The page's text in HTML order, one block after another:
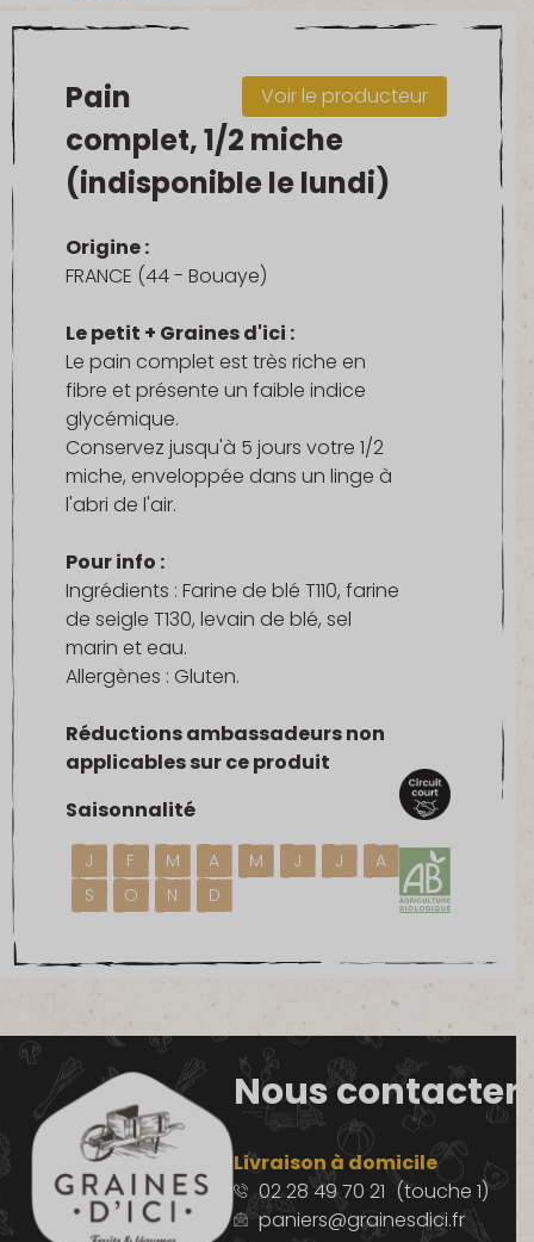
Voir le producteur
Pain
complet, 1/2 miche
(indisponible le lundi)
Origine :
FRANCE (44 - Bouaye)
Le petit + Graines d'ici :
Le pain complet est très riche en
fibre et présente un faible indice
glycémique.
Conservez jusqu'à 5 jours votre 1/2
miche, enveloppée dans un linge à
l'abri de l'air.
Pour info :
Ingrédients : Farine de blé T110, farine
de seigle T130, levain de blé, sel
marin et eau.
Allergènes : Gluten.
Réductions ambassadeurs non
applicables sur ce produit
Saisonnalité
J F M A M J J
A
S
O N D
Nous contacter
Livraison à domicile
02 28 49 70 21 (touche 1)
paniers@grainesdici.fr